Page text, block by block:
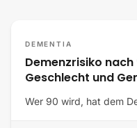
DEMENTIA
Demenzrisiko
Geschlecht und
Wer 90 wird, hat dem